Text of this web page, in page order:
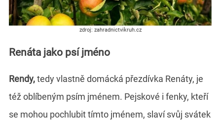
zdroj: zahradnictvikruh.cz
Renáta jako psí jméno
Rendy,tedy vlastně domácká přezdívka Renáty, je
též oblíbeným psím jménem. Pejskové i fenky, kteří
se mohou pochlubit tímto jménem, slaví svůj svátek